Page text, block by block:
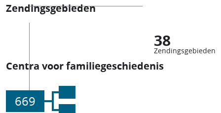
Zendingsgebieden
38
Zendingsgebieden
Centra voor familiegeschiedenis
669